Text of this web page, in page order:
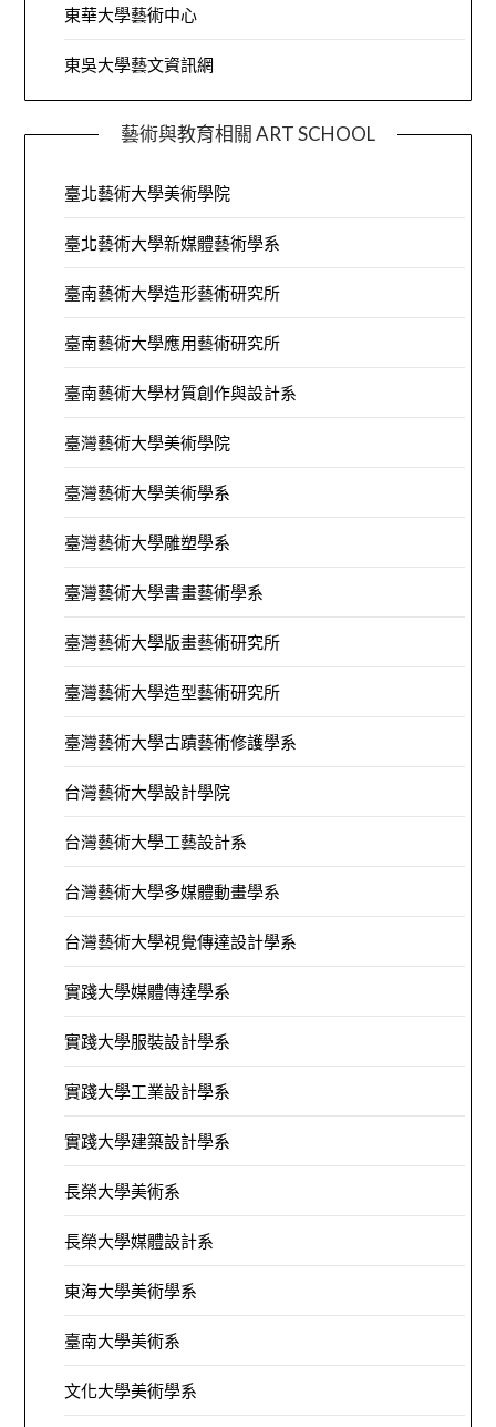
東華大學藝術中心
東吳大學藝文資訊網
藝術與教育相關 ART SCHOOL
臺北藝術大學美術學院
臺北藝術大學新媒體藝術學系
臺南藝術大學造形藝術研究所
臺南藝術大學應用藝術研究所
臺南藝術大學材質創作與設計系
臺灣藝術大學美術學院
臺灣藝術大學美術學系
臺灣藝術大學雕塑學系
臺灣藝術大學書畫藝術學系
臺灣藝術大學版畫藝術研究所
臺灣藝術大學造型藝術研究所
臺灣藝術大學古蹟藝術修護學系
台灣藝術大學設計學院
台灣藝術大學工藝設計系
台灣藝術大學多媒體動畫學系
台灣藝術大學視覺傳達設計學系
實踐大學媒體傳達學系
實踐大學服裝設計學系
實踐大學工業設計學系
實踐大學建築設計學系
長榮大學美術系
長榮大學媒體設計系
東海大學美術學系
臺南大學美術系
文化大學美術學系